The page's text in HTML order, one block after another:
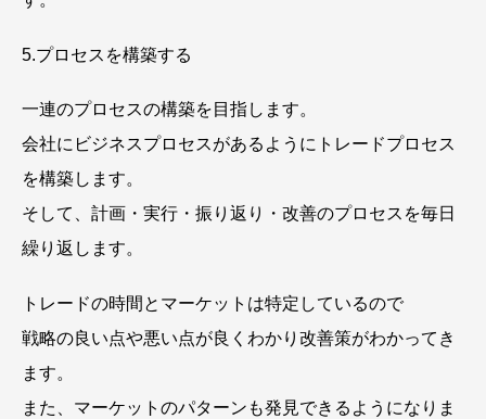
5.プロセスを構築する
一連のプロセスの構築を目指します。
会社にビジネスプロセスがあるようにトレードプロセス
を構築します。
そして、計画・実行・振り返り・改善のプロセスを毎日
繰り返します。
トレードの時間とマーケットは特定しているので
戦略の良い点や悪い点が良くわかり改善策がわかってき
ます。
また、マーケットのパターンも発見できるようになりま